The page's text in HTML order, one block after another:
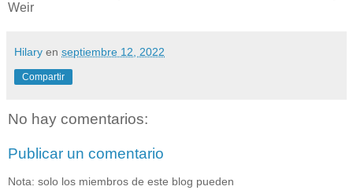
Weir
Hilary en septiembre 12, 2022
Compartir
No hay comentarios:
Publicar un comentario
Nota: solo los miembros de este blog pueden